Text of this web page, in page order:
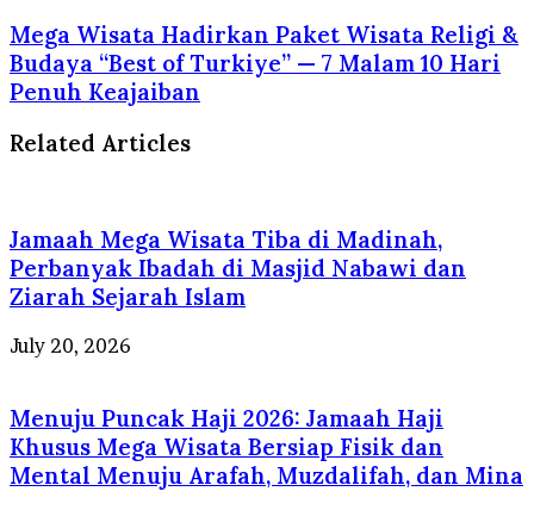
Mega Wisata Hadirkan Paket Wisata Religi &
Budaya “Best of Turkiye” — 7 Malam 10 Hari
Penuh Keajaiban
Related Articles
Jamaah Mega Wisata Tiba di Madinah,
Perbanyak Ibadah di Masjid Nabawi dan
Ziarah Sejarah Islam
July 20, 2026
Menuju Puncak Haji 2026: Jamaah Haji
Khusus Mega Wisata Bersiap Fisik dan
Mental Menuju Arafah, Muzdalifah, dan Mina